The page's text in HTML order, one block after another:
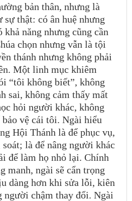
bản thân, nhưng là
thật: có ân huệ nhưng
năng nhưng cũng cần
chọn nhưng vẫn là tội
thánh nhưng không phải
Một linh mục khiêm
“tôi không biết”, không
sai, không cảm thấy mất
hỏi người khác, không
vệ cái tôi. Ngài hiểu
Hội Thánh là để phục vụ,
là để nâng người khác
để làm họ nhỏ lại. Chính
manh, ngài sẽ cẩn trọng
dàng hơn khi sửa lỗi, kiên
người chậm thay đổi. Ngài